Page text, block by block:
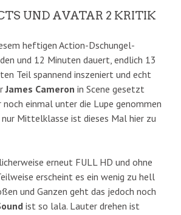
UND AVATAR 2 KRITIK
heftigen Action-Dschungel-
und 12 Minuten dauert, endlich 13
Teil spannend inszeniert und echt
James Cameron in Scene gesetzt
einmal unter die Lupe genommen
Mittelklasse ist dieses Mal hier zu
erneut FULL HD und ohne
erscheint es ein wenig zu hell
und Ganzen geht das jedoch noch
ist so lala. Lauter drehen ist